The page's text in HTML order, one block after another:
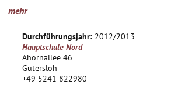
Opern-Abend „Die Macht der Liebe“
Community Dance, war angereist, um die
sehen. Die Kinder bekamen stehende
vor dem Auftritt wandelte sich danach in
Freude und ungetrübten Stolz.
mehr
Durchführungsjahr: 2012/2013
Hauptschule Nord
Ahornallee 46
Gütersloh
+49 5241 822980